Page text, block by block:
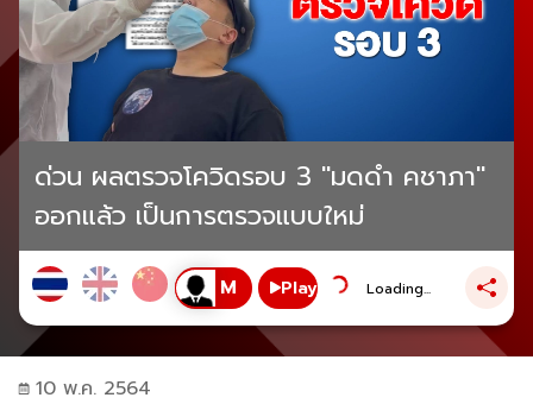
ด่วน ผลตรวจโควิดรอบ 3 "มดดำ คชาภา"
ออกแล้ว เป็นการตรวจแบบใหม่
Play Loading...
10 พ.ค. 2564